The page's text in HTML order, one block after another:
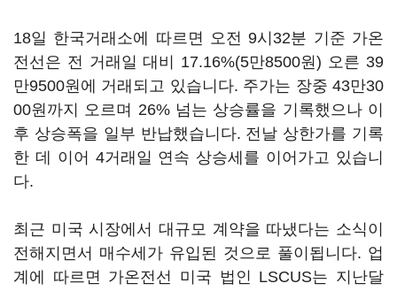
18일 한국거래소에 따르면 오전 9시32분 기준 가온
전선은 전 거래일 대비 17.16%(5만8500원) 오른 39
만9500원에 거래되고 있습니다. 주가는 장중 43만30
00원까지 오르며 26% 넘는 상승률을 기록했으나 이
후 상승폭을 일부 반납했습니다. 전날 상한가를 기록
한 데 이어 4거래일 연속 상승세를 이어가고 있습니
다.
최근 미국 시장에서 대규모 계약을 따냈다는 소식이
전해지면서 매수세가 유입된 것으로 풀이됩니다. 업
계에 따르면 가온전선 미국 법인 LSCUS는 지난달